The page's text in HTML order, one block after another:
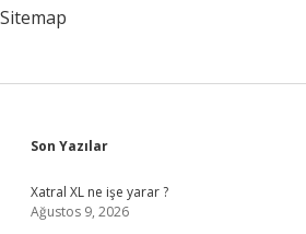
Sitemap
Sidebar
Son Yazılar
Xatral XL ne işe yarar ?
Ağustos 9, 2026